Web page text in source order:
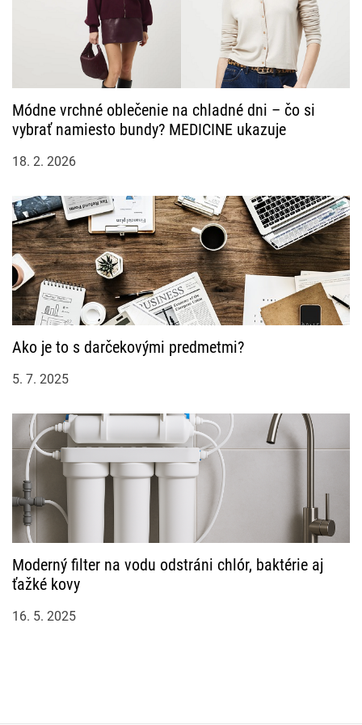
Módne vrchné oblečenie na chladné dni – čo si
vybrať namiesto bundy? MEDICINE ukazuje
18. 2. 2026
Ako je to s darčekovými predmetmi?
5. 7. 2025
Moderný filter na vodu odstráni chlór, baktérie aj
ťažké kovy
16. 5. 2025